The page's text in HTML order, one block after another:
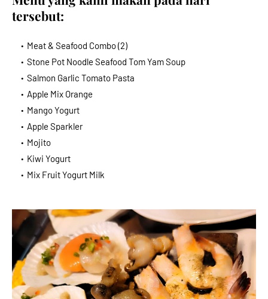
tersebut:
Meat & Seafood Combo (2)
Stone Pot Noodle Seafood Tom Yam Soup
Salmon Garlic Tomato Pasta
Apple Mix Orange
Mango Yogurt
Apple Sparkler
Mojito
Kiwi Yogurt
Mix Fruit Yogurt Milk